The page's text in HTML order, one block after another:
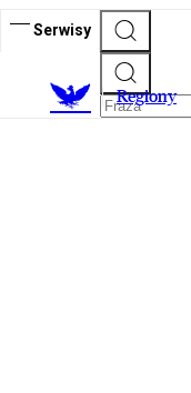
Serwisy
Regiony